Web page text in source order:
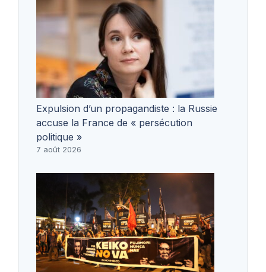
Expulsion d’un propagandiste : la Russie
accuse la France de « persécution
politique »
7 août 2026